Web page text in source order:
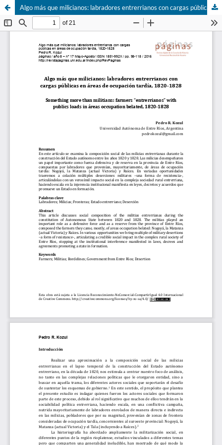
Algo más que milicianos: labradores entrerrianos con cargas públicas en áreas de ocupación tardía, 1820-1828